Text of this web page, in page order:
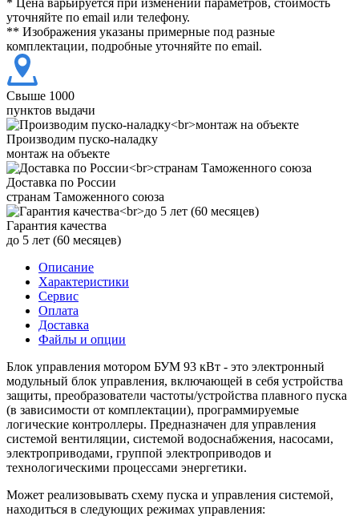
уточняйте по email или телефону.
** Изображения указаны примерные под разные
комплектации, подробные уточняйте по email.
Свыше 1000
пунктов выдачи
Производим пуско-наладку
монтаж на объекте
Доставка по России
странам Таможенного союза
Гарантия качества
до 5 лет (60 месяцев)
Описание
Характеристики
Сервис
Оплата
Доставка
Файлы и опции
Блок управления мотором БУМ 93 кВт - это электронный
модульный блок управления, включающей в себя устройства
защиты, преобразователи частоты/устройства плавного пуска
(в зависимости от комплектации), программируемые
логические контроллеры. Предназначен для управления
системой вентиляции, системой водоснабжения, насосами,
электроприводами, группой электроприводов и
технологическими процессами энергетики.
Может реализовывать схему пуска и управления системой,
находиться в следующих режимах управления: